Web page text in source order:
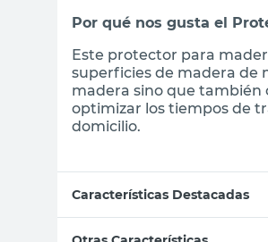
Por qué nos gusta el
Este protector para
superficies de madera de
madera sino que también
optimizar los tiempos de
domicilio.
Características Destacadas